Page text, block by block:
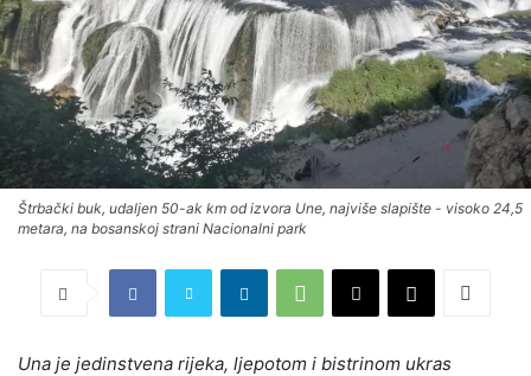
Štrbački buk, udaljen 50-ak km od izvora Une, najviše slapište - visoko 24,5
metara, na bosanskoj strani Nacionalni park
Una je jedinstvena rijeka, ljepotom i bistrinom ukras